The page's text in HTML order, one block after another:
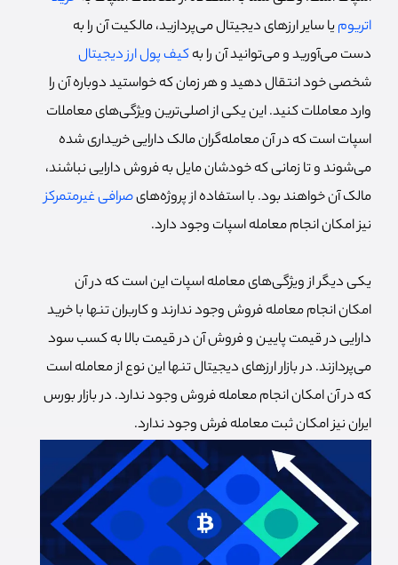
اتریوم یا سایر ارزهای دیجیتال می‌پردازید، مالکیت آن را به
دست می‌آورید و می‌توانید آن را بهکیف پول ارز دیجیتال
شخصی خود انتقال دهید و هر زمان که خواستید دوباره آن را
وارد معاملات کنید. این یکی از اصلی‌ترین ویژگی‌های معاملات
اسپات است که در آن معامله‌گران مالک دارایی خریداری شده
می‌شوند و تا زمانی که خودشان مایل به فروش دارایی نباشند،
مالک آن خواهند بود. با استفاده از پروژه‌هایصرافی غیرمتمرکز
نیز امکان انجام معامله اسپات وجود دارد.
یکی دیگر از ویژگی‌های معامله اسپات این است که در آن
امکان انجام معامله فروش وجود ندارند و کاربران تنها با خرید
دارایی در قیمت پایین و فروش آن در قیمت بالا به کسب سود
می‌پردازند. در بازار ارزهای دیجیتال تنها این نوع از معامله است
که در آن امکان انجام معامله فروش وجود ندارد. در بازار بورس
ایران نیز امکان ثبت معامله فرش وجود ندارد.